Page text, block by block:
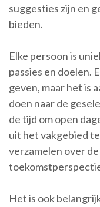
suggesties zijn en
bieden.
Elke persoon is
passies en doelen.
geven, maar het is
doen naar de
de tijd om open
uit het vakgebied
verzamelen over
Het is ook